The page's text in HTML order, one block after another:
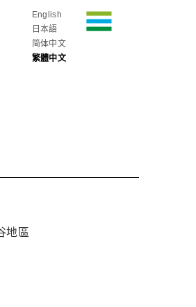
English
日本語
简体中文
繁體中文